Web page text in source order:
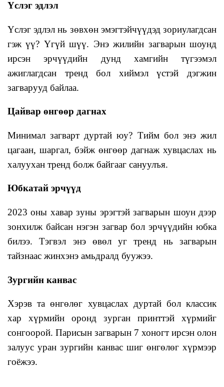
Үслэг эдлэл
Үслэг эдлэл нь зөвхөн эмэгтэйчүүдэд зориулагдсан
гэж үү? Үгүй шүү. Энэ жилийн загварын шоунд
ирсэн эрчүүдийн дунд хамгийн түгээмэл
ажиглагдсан тренд бол хиймэл үстэй дэгжин
загварууд байлаа.
Цайвар өнгөөр дагнах
Минимал загварт дуртай юу? Тийм бол энэ жил
цагаан, шаргал, бэйж өнгөөр дагнаж хувцаслах нь
халуухан тренд болж байгааг сануулъя.
Юбкатай эрчүүд
2023 оны хавар зуны эрэгтэй загварын шоун дээр
зонхилж байсан нэгэн загвар бол эрчүүдийн юбка
билээ. Тэгвэл энэ өвөл уг тренд нь загварын
тайзнаас жинхэнэ амьдралд буужээ.
Зургийн канвас
Хэрэв та өнгөлөг хувцаслах дуртай бол классик
хар хүрмийн оронд зурган принттэй хүрмийг
сонгоорой. Парисын загварын 7 хоногт ирсэн олон
залуус уран зургийн канвас шиг өнгөлөг хүрмээр
гоёжээ.